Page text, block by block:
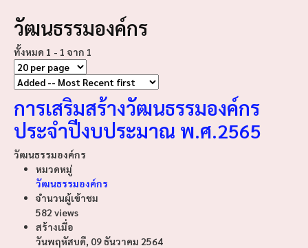
วัฒนธรรมองค์กร
ทั้งหมด 1 - 1 จาก 1
การเสริมสร้างวัฒนธรรมองค์กร
ประจำปีงบประมาณ พ.ศ.2565
วัฒนธรรมองค์กร
หมวดหมู่
วัฒนธรรมองค์กร
จำนวนผู้เข้าชม
582 views
สร้างเมื่อ
วันพฤหัสบดี, 09 ธันวาคม 2564